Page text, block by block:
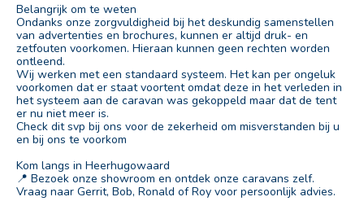
Belangrijk om te weten
Ondanks onze zorgvuldigheid bij het deskundig samenstellen
van advertenties en brochures, kunnen er altijd druk- en
zetfouten voorkomen. Hieraan kunnen geen rechten worden
ontleend.
Wij werken met een standaard systeem. Het kan per ongeluk
voorkomen dat er staat voortent omdat deze in het verleden in
het systeem aan de caravan was gekoppeld maar dat de tent
er nu niet meer is.
Check dit svp bij ons voor de zekerheid om misverstanden bij u
en bij ons te voorkom
Kom langs in Heerhugowaard
📍 Bezoek onze showroom en ontdek onze caravans zelf.
Vraag naar Gerrit, Bob, Ronald of Roy voor persoonlijk advies.